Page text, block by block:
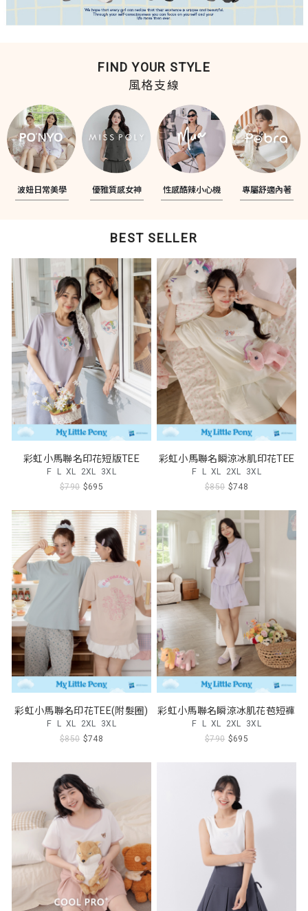
FIND YOUR STYLE
風格支線
波妞日常美學 優雅質感女神 性感酷辣小心機 專屬舒適內著
BEST SELLER
彩虹小馬聯名印花短版TEE
F L XL 2XL 3XL
$790 $695
彩虹小馬聯名瞬涼冰肌印花TEE
F L XL 2XL 3XL
$850 $748
彩虹小馬聯名印花TEE(附髮圈)
F L XL 2XL 3XL
$850 $748
彩虹小馬聯名瞬涼冰肌花苞短褲
F L XL 2XL 3XL
$790 $695